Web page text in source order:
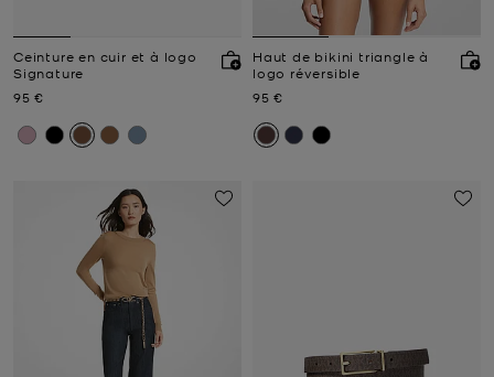
Ceinture en cuir et à logo
Signature
Prix actuel
95 €
Haut de bikini triangle à
logo réversible
Prix actuel
95 €